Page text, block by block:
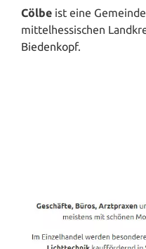
Cölbe ist eine
mittelhessischen
Biedenkopf.